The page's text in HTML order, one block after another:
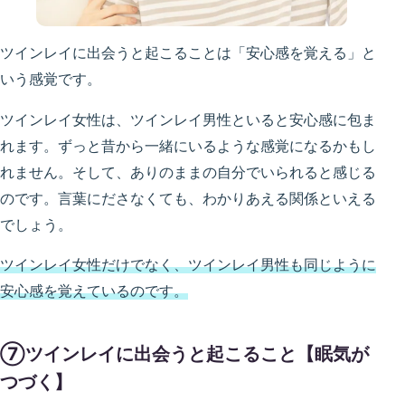
ツインレイに出会うと起こることは「安心感を覚える」と
いう感覚です。
ツインレイ女性は、ツインレイ男性といると安心感に包ま
れます。ずっと昔から一緒にいるような感覚になるかもし
れません。そして、ありのままの自分でいられると感じる
のです。言葉にださなくても、わかりあえる関係といえる
でしょう。
ツインレイ女性だけでなく、ツインレイ男性も同じように
安心感を覚えているのです。
⑦ツインレイに出会うと起こること【眠気が
つづく】